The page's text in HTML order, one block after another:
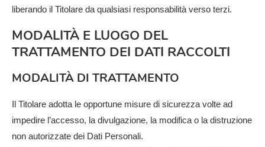
liberando il Titolare da qualsiasi responsabilità verso terzi.
MODALITÀ E LUOGO DEL
TRATTAMENTO DEI DATI RACCOLTI
MODALITÀ DI TRATTAMENTO
Il Titolare adotta le opportune misure di sicurezza volte ad
impedire l’accesso, la divulgazione, la modifica o la distruzione
non autorizzate dei Dati Personali.